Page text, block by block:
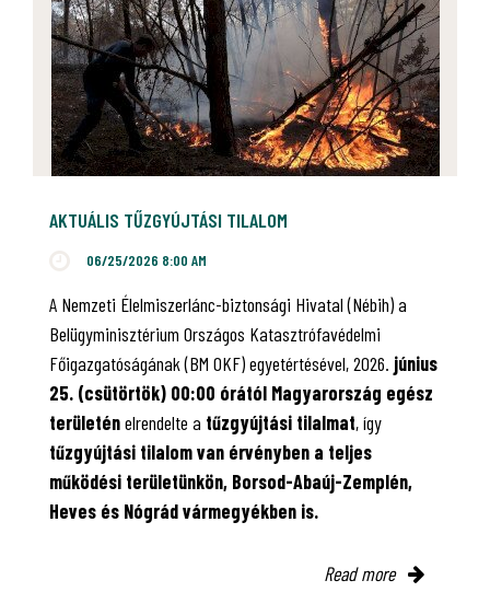
AKTUÁLIS TŰZGYÚJTÁSI TILALOM
06/25/2026 8:00 AM
A Nemzeti Élelmiszerlánc-biztonsági Hivatal (Nébih) a
Belügyminisztérium Országos Katasztrófavédelmi
Főigazgatóságának (BM OKF) egyetértésével, 2026. június
25. (csütörtök) 00:00 órától Magyarország egész
területénelrendelte a tűzgyújtási tilalmat, így
tűzgyújtási tilalom van érvényben a teljes
működési területünkön, Borsod-Abaúj-Zemplén,
Heves és Nógrád vármegyékben is.
Read more